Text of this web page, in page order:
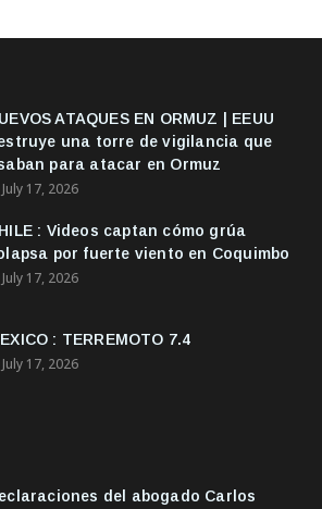
ATAQUES EN ORMUZ | EEUU
una torre de vigilancia que
para atacar en Ormuz
July 17, 2026
: Videos captan cómo grúa
por fuerte viento en Coquimbo
July 17, 2026
: TERREMOTO 7.4
July 17, 2026
del abogado Carlos